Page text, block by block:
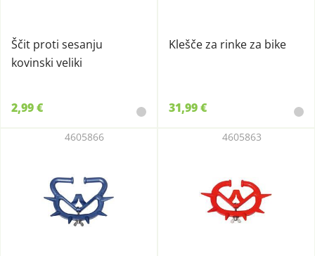
Ščit proti sesanju
kovinski veliki
2,99 €
Klešče za rinke za bike
31,99 €
4605866 4605863